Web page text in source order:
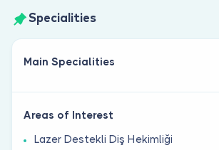
Specialities
Main Specialities
Areas of Interest
Lazer Destekli Diş Hekimliği